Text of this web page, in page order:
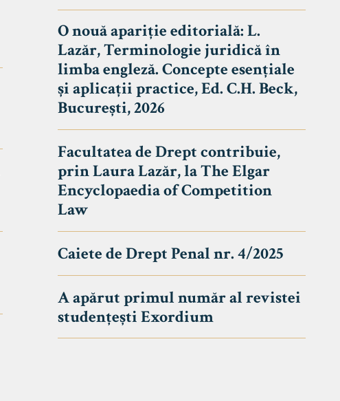
O nouă apariție editorială: L.
Lazăr, Terminologie juridică în
limba engleză. Concepte esențiale
și aplicații practice, Ed. C.H. Beck,
București, 2026
Facultatea de Drept contribuie,
prin Laura Lazăr, la The Elgar
Encyclopaedia of Competition
Law
Caiete de Drept Penal nr. 4/2025
A apărut primul număr al revistei
studențești Exordium